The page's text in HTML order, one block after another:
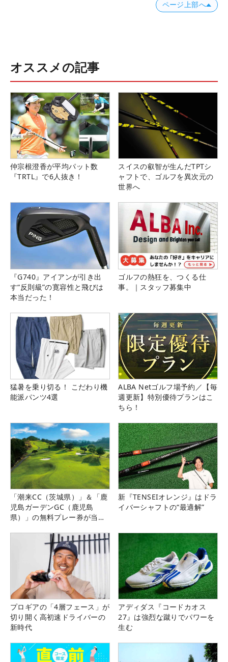
ページ上部へ
オススメの記事
仲宗根澄香が平均パット数
『TRTL』で6人抜き！
スイスの叡智が生んだTPTシ
ャフトで、ゴルフを異次元の
世界へ
『G740』アイアンが引き出
す“反則級”の寛容性と飛びは
本当だった！
ゴルフの熱狂を、つくる仕
事。｜スタッフ募集中
猛暑を乗り切る！ こだわり機
能派パンツ4選
ALBA Netゴルフ場予約／【毎
週更新】特別優待プランはこ
ちら！
「潮来CC（茨城県）」＆「鹿
児島ガーデンGC（鹿児島
県）」の無料プレー券が当た
新『TENSEIオレンジ』はドラ
イバーシャフトの“最適解”
プロギアの「4層フェース」が
切り開く高初速ドライバーの
新時代
アディダス『コードカオス
27』は強烈な蹴りでパワーを
生む